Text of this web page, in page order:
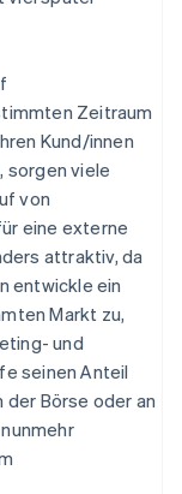
Zeitraum
Kund/innen
sorgen viele
von
eine externe
attraktiv, da
entwickle ein
Markt zu,
und
seinen Anteil
der Börse oder an